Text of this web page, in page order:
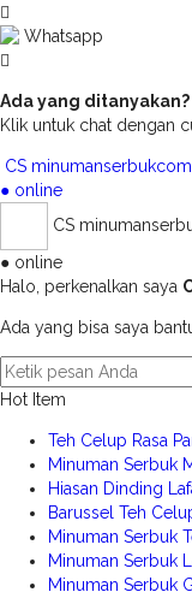
Whatsapp
Ada yang ditanyakan?
Klik untuk chat dengan
CS minumanserbukcom
● online
CS
● online
Halo, perkenalkan saya
Ada yang bisa saya
Hot Item
Teh Celup Rasa
Minuman Serbuk
Hiasan Dinding
Barussel Teh
Minuman Serbuk
Minuman Serbuk
Minuman Serbuk